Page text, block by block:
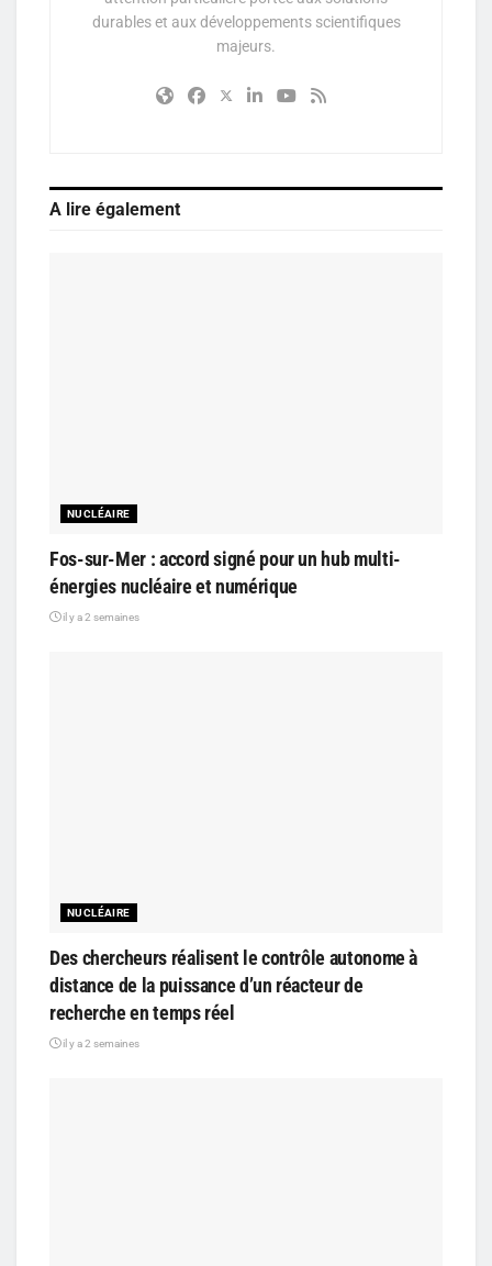
durables et aux développements scientifiques
majeurs.
A lire également
NUCLÉAIRE
Fos-sur-Mer : accord signé pour un hub multi-
énergies nucléaire et numérique
il y a 2 semaines
NUCLÉAIRE
Des chercheurs réalisent le contrôle autonome à
distance de la puissance d’un réacteur de
recherche en temps réel
il y a 2 semaines